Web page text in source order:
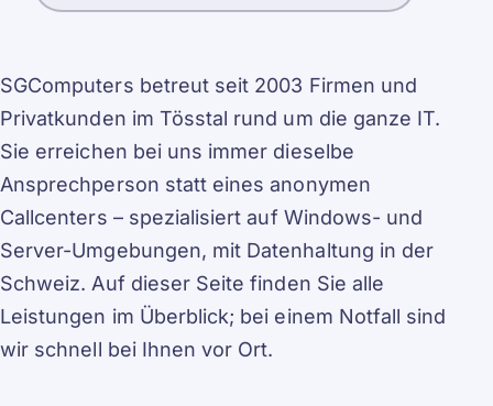
SGComputers betreut seit 2003 Firmen und
Privatkunden im Tösstal rund um die ganze IT.
Sie erreichen bei uns immer dieselbe
Ansprechperson statt eines anonymen
Callcenters – spezialisiert auf Windows- und
Server-Umgebungen, mit Datenhaltung in der
Schweiz. Auf dieser Seite finden Sie alle
Leistungen im Überblick; bei einem Notfall sind
wir schnell bei Ihnen vor Ort.